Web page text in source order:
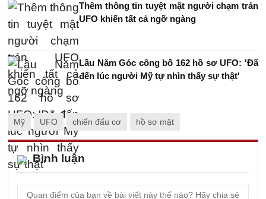
Thêm thông tin tuyệt mật người chạm trán
UFO khiến tất cả ngỡ ngàng
Lầu Năm Góc công bố 162 hồ sơ UFO: 'Đã
đến lúc người Mỹ tự nhìn thấy sự thật'
Mỹ UFO chiến đấu cơ hồ sơ mật
Bình luận